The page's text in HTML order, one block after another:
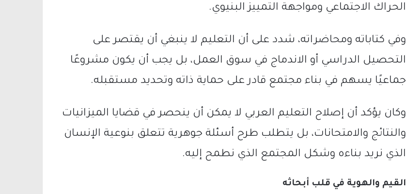
الحراك الاجتماعي ومواجهة التمييز البنيوي.
وفي كتاباته ومحاضراته، شدد على أن التعليم لا ينبغي أن يقتصر على
التحصيل الدراسي أو الاندماج في سوق العمل، بل يجب أن يكون مشروعًا
جماعيًا يسهم في بناء مجتمع قادر على حماية ذاته وتحديد مستقبله.
وكان يؤكد أن إصلاح التعليم العربي لا يمكن أن ينحصر في قضايا الميزانيات
والنتائج والامتحانات، بل يتطلب طرح أسئلة جوهرية تتعلق بنوعية الإنسان
الذي نريد بناءه وشكل المجتمع الذي نطمح إليه.
القيم والهوية في قلب أبحاثه